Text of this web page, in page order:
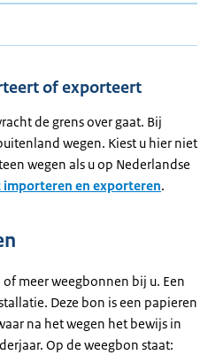
of exporteert
de grens over gaat. Bij
wegen. Kiest u hier niet
wegen als u op Nederlandse
importeren en exporteren.
meer weegbonnen bij u. Een
Deze bon is een papieren
na het wegen het bewijs in
Op de weegbon staat: